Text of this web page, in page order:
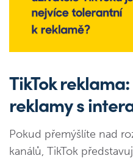
TikTok
reklamy s
Pokud přemýšlíte nad
kanálů, TikTok